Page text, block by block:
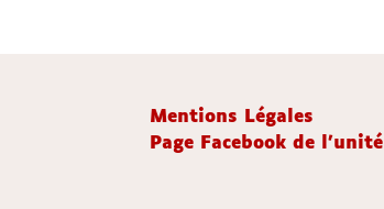
Mentions Légales
Page Facebook de l'unité